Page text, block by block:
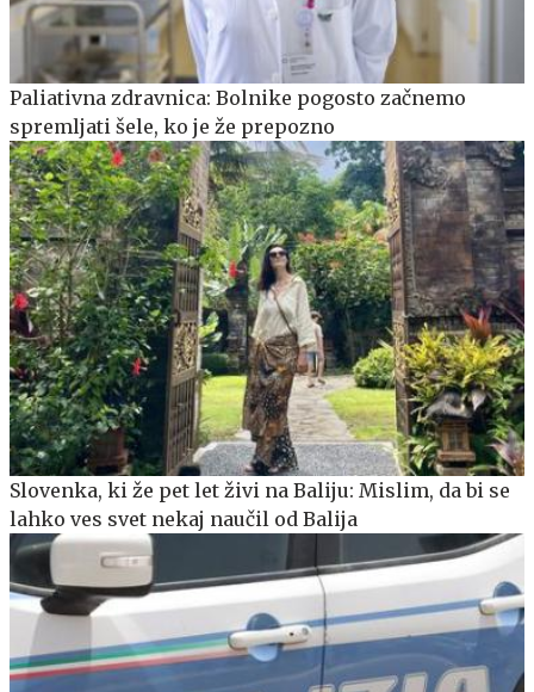
Paliativna zdravnica: Bolnike pogosto začnemo
spremljati šele, ko je že prepozno
Slovenka, ki že pet let živi na Baliju: Mislim, da bi se
lahko ves svet nekaj naučil od Balija